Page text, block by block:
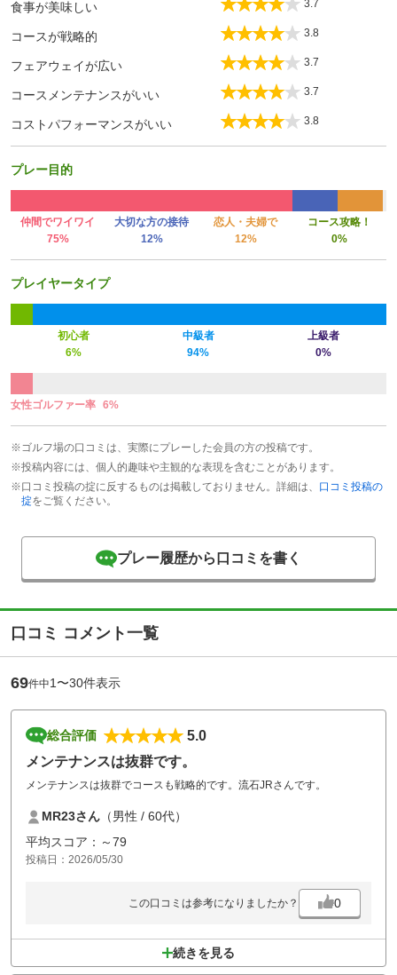
食事が美味しい 3.7
コースが戦略的 3.8
フェアウェイが広い 3.7
コースメンテナンスがいい 3.7
コストパフォーマンスがいい 3.8
プレー目的
仲間でワイワイ 大切な方の接待 恋人・夫婦で
コース攻略！
75%
12% 12% 0%
プレイヤータイプ
初心者 中級者
上級者
6%
94% 0%
女性ゴルファー率 6%
※ゴルフ場の口コミは、実際にプレーした会員の方の投稿です。
※投稿内容には、個人的趣味や主観的な表現を含むことがあります。
※口コミ投稿の掟に反するものは掲載しておりません。詳細は、 口コミ投稿の
掟をご覧ください。
プレー履歴から口コミを書く
口コミ コメント一覧
69件中1〜30件表示
総合評価
5.0
メンテナンスは抜群です。
メンテナンスは抜群でコースも戦略的です。流石JRさんです。
MR23さん （男性 / 60代）
平均スコア：～79
投稿日：2026/05/30
この口コミは参考になりましたか？ 0
続きを見る